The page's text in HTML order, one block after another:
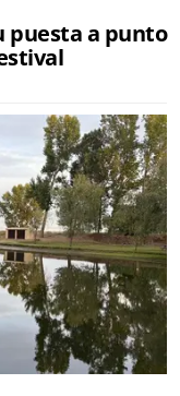
puesta a punto